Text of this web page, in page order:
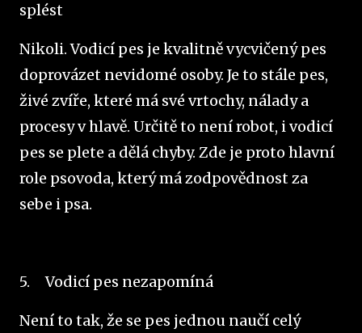
splést
Nikoli. Vodicí pes je kvalitně vycvičený pes
doprovázet nevidomé osoby. Je to stále pes,
živé zvíře, které má své vrtochy, nálady a
procesy v hlavě. Určitě to není robot, i vodicí
pes se plete a dělá chyby. Zde je proto hlavní
role psovoda, který má zodpovědnost za
sebe i psa.
5. Vodicí pes nezapomíná
Není to tak, že se pes jednou naučí celý